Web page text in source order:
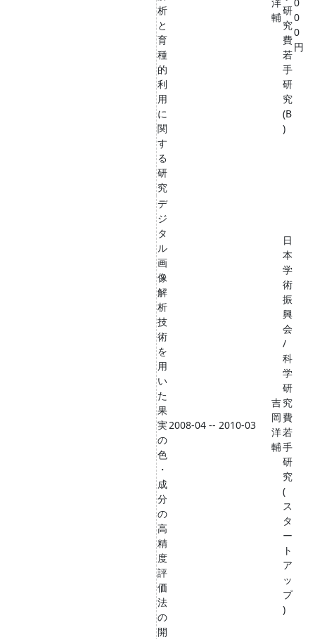
析
と
育
種
的
利
用
に
関
す
る
研
究
輔
研
究
費
若
手
研
究
(B
)
0
0
円
デ
ジ
タ
ル
画
像
解
析
技
術
を
用
い
た
果
実
の
色
・
成
分
の
高
精
度
評
価
法
の
開
2008-04 -- 2010-03
吉
岡
洋
輔
日
本
学
術
振
興
会
/
科
学
研
究
費
若
手
研
究
(
ス
タ
ー
ト
ア
ッ
プ
)